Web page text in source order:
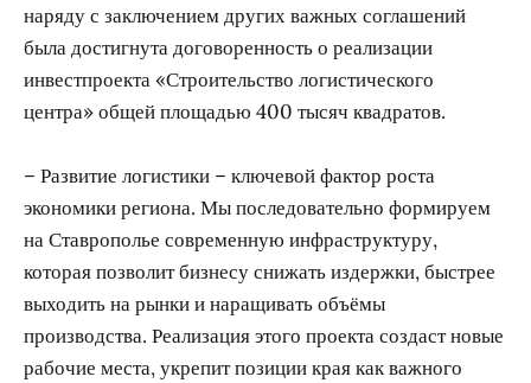
наряду с заключением других важных соглашений
была достигнута договоренность о реализации
инвестпроекта «Строительство логистического
центра» общей площадью 400 тысяч квадратов.
– Развитие логистики – ключевой фактор роста
экономики региона. Мы последовательно формируем
на Ставрополье современную инфраструктуру,
которая позволит бизнесу снижать издержки, быстрее
выходить на рынки и наращивать объёмы
производства. Реализация этого проекта создаст новые
рабочие места, укрепит позиции края как важного